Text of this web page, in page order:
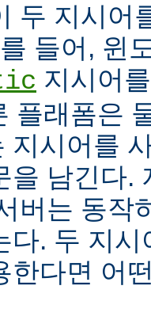
두 지시어
들어, 윈
지시어
플래폼은
지시어를
을 남긴다.
버는 동작
다. 두 지
한다면 어